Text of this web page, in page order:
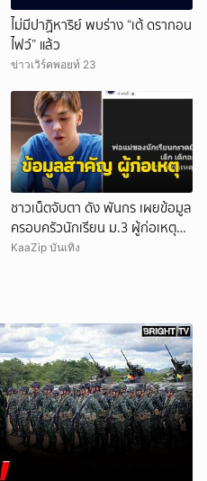
ไม่มีปาฏิหาริย์ พบร่าง “เต้ ดรากอน
ไฟว์” แล้ว
ข่าวเวิร์คพอยท์ 23
ชาวเน็ตจับตา ดัง พันกร เผยข้อมูล
ครอบครัวนักเรียน ม.3 ผู้ก่อเหตุ
และที่มาอาวุธ
KaaZip บันเทิง